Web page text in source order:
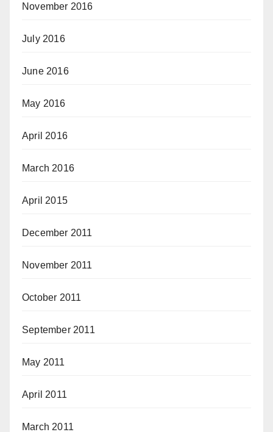
November 2016
July 2016
June 2016
May 2016
April 2016
March 2016
April 2015
December 2011
November 2011
October 2011
September 2011
May 2011
April 2011
March 2011